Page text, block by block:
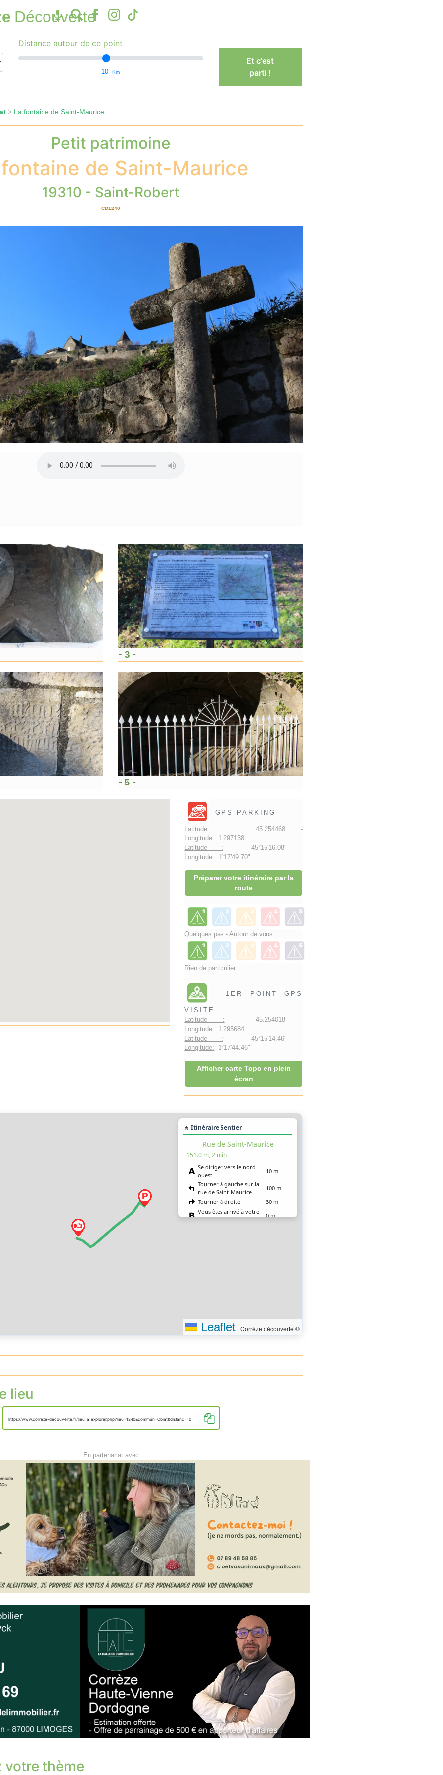
Découverte
Distance autour de ce point
10 Km
Et c'est
parti !
> La fontaine de Saint-Maurice
Petit patrimoine
de Saint-Maurice
19310 - Saint-Robert
CD1240
- 3 -
- 5 -
GPS PARKING
Latitude : 45.254468 -
Longitude: 1.297138
Latitude : 45°15'16.08" -
Longitude: 1°17'49.70"
Préparer votre itinéraire par la
route
Quelques pas - Autour de vous
Rien de particulier
1ER POINT GPS
VISITE
Latitude : 45.254018 -
Longitude: 1.295684
Latitude : 45°15'14.46" -
Longitude: 1°17'44.46"
Afficher carte Topo en plein
écran
🚶 Itinéraire Sentier
Rue de Saint-Maurice
151.0 m, 2 min
Se diriger vers le nord-
ouest
10 m
Tourner à gauche sur la
rue de Saint-Maurice
100 m
Tourner à droite
30 m
Vous êtes arrivé à votre
destination
0 m
Leaflet | Corrèze découverte ©
lieu
https://www.correze-decouverte.fr/lieu_a_explorer.php?lieu=1240&commun=Objat&distanc=10
En partenariat avec
votre thème